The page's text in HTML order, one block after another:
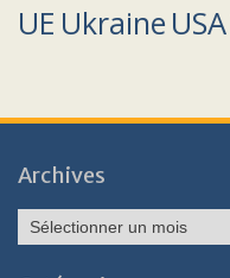
UE Ukraine USA
Archives
Archives